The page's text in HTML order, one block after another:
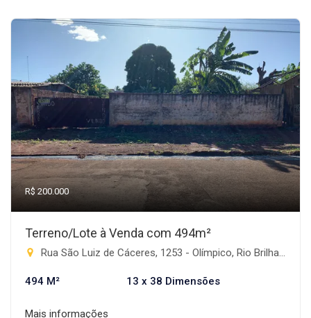
R$ 200.000
Terreno/Lote à Venda com 494m²
Rua São Luiz de Cáceres, 1253 - Olímpico, Rio Brilhante-MS
494 M² 13 x 38 Dimensões
Mais informações